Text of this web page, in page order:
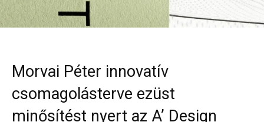
Morvai Péter innovatív
csomagolásterve ezüst
minősítést nyert az A’ Design